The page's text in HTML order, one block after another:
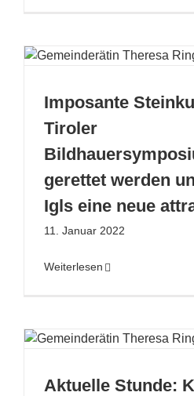
Imposante
Tiroler
gerettet werden
Igls eine neue
11. Januar 2022
Weiterlesen
Aktuelle Stunde: